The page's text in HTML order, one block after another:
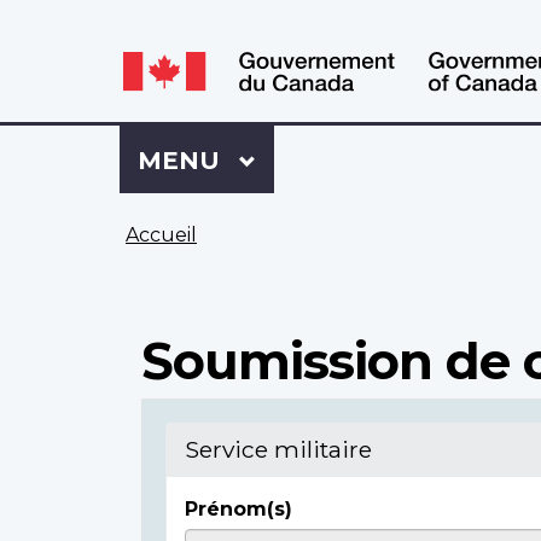
Language
switcher
Language
switcher
Se
connecter
à
Dossier
Menu
MENU PRINCIPAL
Accueil
Soumission de
Service militaire
Prénom(s)